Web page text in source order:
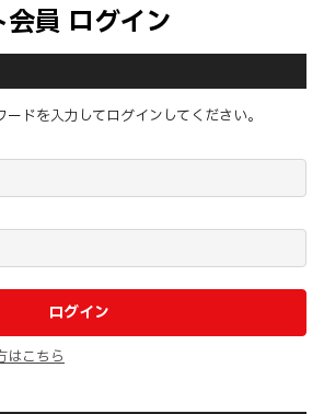
員 ログイン
ドを入力してログインしてください。
はこちら